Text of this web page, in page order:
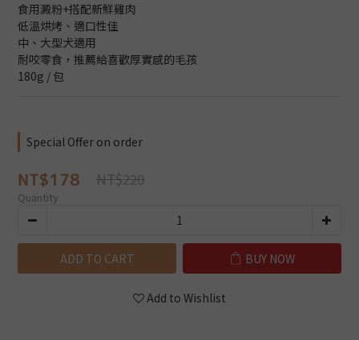
食用澱粉+搭配新鮮雞肉
低溫烘烤、適口性佳
中、大型犬適用
耐咬零食，推薦給喜歡厚實感的毛孩
180g / 包
Special Offer on order
NT$178 NT$220
Quantity
ADD TO CART BUY NOW
Add to Wishlist